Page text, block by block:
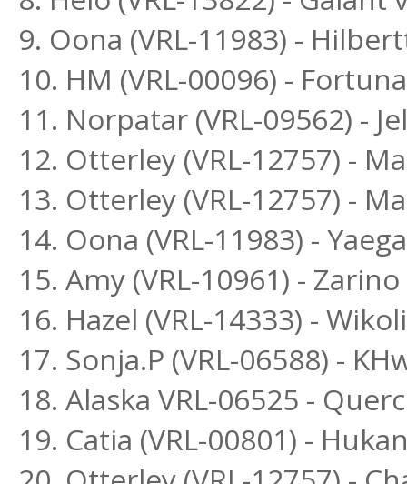
9. Oona (VRL-11983) -
10. HM (VRL-00096) -
11. Norpatar (VRL-09562) -
12. Otterley (VRL-12757) -
13. Otterley (VRL-12757) -
14. Oona (VRL-11983) -
15. Amy (VRL-10961) -
16. Hazel (VRL-14333) -
17. Sonja.P (VRL-06588) -
18. Alaska VRL-06525 -
19. Catia (VRL-00801) -